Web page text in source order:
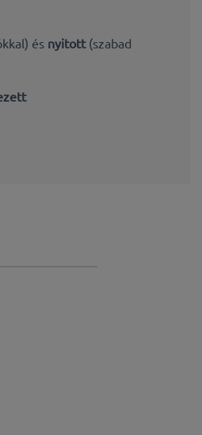
és nyitott (szabad